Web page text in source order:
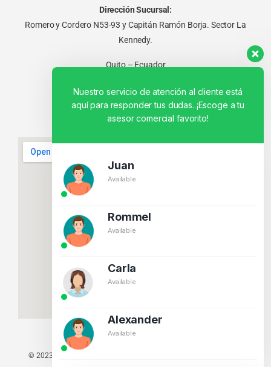
Dirección Sucursal:
Romero y Cordero N53-93 y Capitán Ramón Borja. Sector La
Kennedy.
Quito – Ecuador
© 2023 TODOS LOS DERECHOS RESERVADOS - TECNIT TU TIENDA
Nuestro servicio de atención al cliente está
aquí para responder tus dudas. ¡Escoge a tu
asesor comercial favorito!
Juan
Available
Rommel
Available
Carla
Available
Alexander
Available